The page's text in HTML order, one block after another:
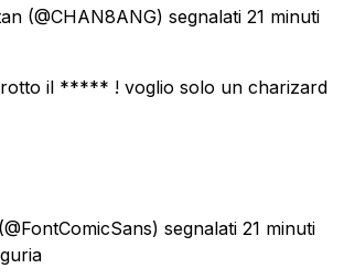
(@CHAN8ANG) segnalati 21 minuti
il ***** ! voglio solo un charizard
(@FontComicSans) segnalati 21 minuti